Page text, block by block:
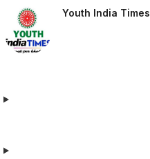
Youth India Times